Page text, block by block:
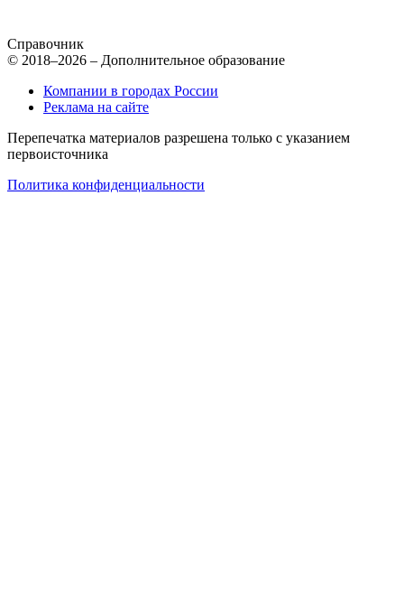
Справочник
© 2018–2026 – Дополнительное образование
Компании в городах России
Реклама на сайте
Перепечатка материалов разрешена только с указанием
первоисточника
Политика конфиденциальности